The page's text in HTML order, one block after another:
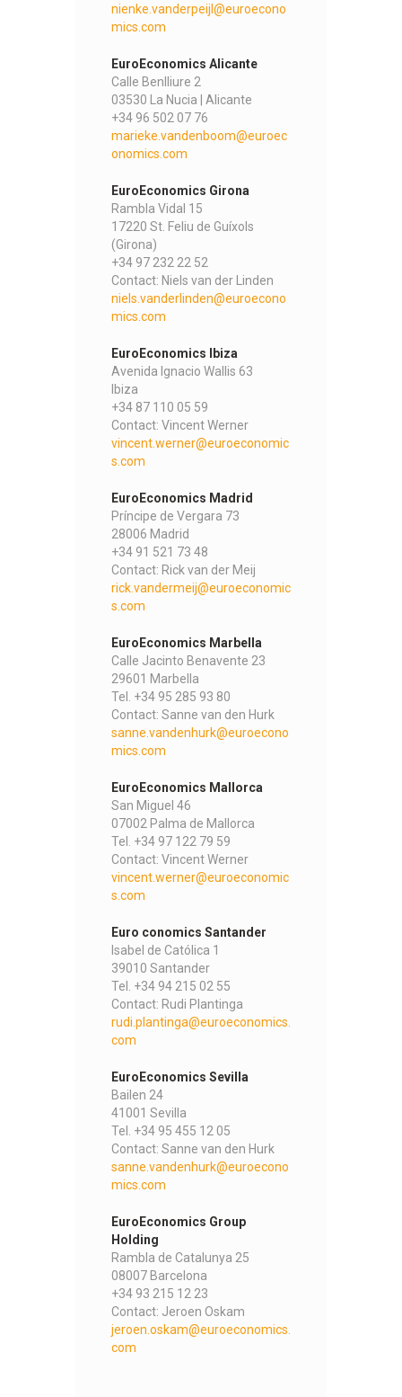
nienke.vanderpeijl@euroecono
mics.com
EuroEconomics Alicante
Calle Benlliure 2
03530 La Nucia | Alicante
+34 96 502 07 76
marieke.vandenboom@euroec
onomics.com
EuroEconomics Girona
Rambla Vidal 15
17220 St. Feliu de Guíxols
(Girona)
+34 97 232 22 52
Contact: Niels van der Linden
niels.vanderlinden@euroecono
mics.com
EuroEconomics Ibiza
Avenida Ignacio Wallis 63
Ibiza
+34 87 110 05 59
Contact: Vincent Werner
vincent.werner@euroeconomic
s.com
EuroEconomics Madrid
Príncipe de Vergara 73
28006 Madrid
+34 91 521 73 48
Contact: Rick van der Meij
rick.vandermeij@euroeconomic
s.com
EuroEconomics Marbella
Calle Jacinto Benavente 23
29601 Marbella
Tel. +34 95 285 93 80
Contact: Sanne van den Hurk
sanne.vandenhurk@euroecono
mics.com
EuroEconomics Mallorca
San Miguel 46
07002 Palma de Mallorca
Tel. +34 97 122 79 59
Contact: Vincent Werner
vincent.werner@euroeconomic
s.com
Euro conomics Santander
Isabel de Católica 1
39010 Santander
Tel. +34 94 215 02 55
Contact: Rudi Plantinga
rudi.plantinga@euroeconomics.
com
EuroEconomics Sevilla
Bailen 24
41001 Sevilla
Tel. +34 95 455 12 05
Contact: Sanne van den Hurk
sanne.vandenhurk@euroecono
mics.com
EuroEconomics Group
Holding
Rambla de Catalunya 25
08007 Barcelona
+34 93 215 12 23
Contact: Jeroen Oskam
jeroen.oskam@euroeconomics.
com